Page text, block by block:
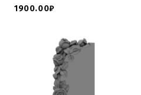
1900.00₽